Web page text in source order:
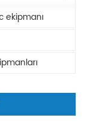
ekipmanı